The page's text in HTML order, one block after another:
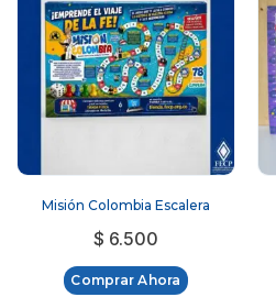
Misión Colombia Escalera
$ 6.500
Comprar Ahora